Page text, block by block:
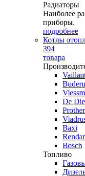
Радиаторы
Наиболее
приборы.
подробнее
Котлы
394
товара
De
Baxi
Bosch
Топливо